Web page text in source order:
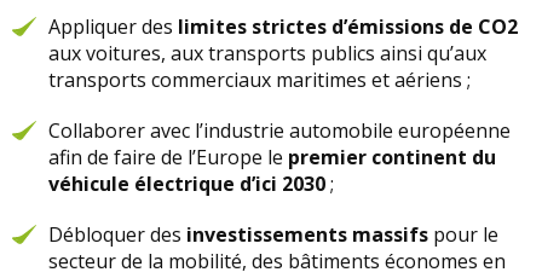
Appliquer des limites strictes d’émissions de CO2
aux voitures, aux transports publics ainsi qu’aux
transports commerciaux maritimes et aériens ;
Collaborer avec l’industrie automobile européenne
afin de faire de l’Europe le premier continent du
véhicule électrique d’ici 2030;
Débloquer des investissements massifs pour le
secteur de la mobilité, des bâtiments économes en